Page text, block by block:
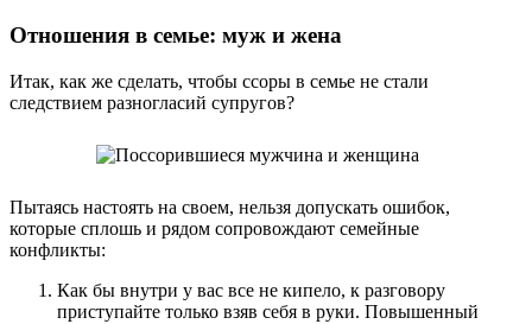
Отношения в семье: муж и жена
Итак, как же сделать, чтобы ссоры в семье не стали
следствием разногласий супругов?
Пытаясь настоять на своем, нельзя допускать ошибок,
которые сплошь и рядом сопровождают семейные
конфликты:
Как бы внутри у вас все не кипело, к разговору
приступайте только взяв себя в руки. Повышенный